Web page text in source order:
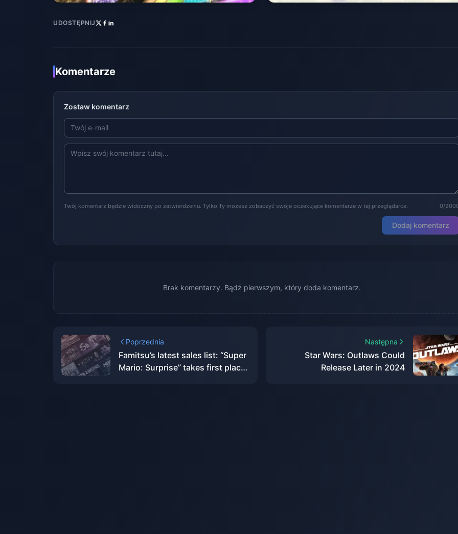
UDOSTĘPNIJ
Komentarze
Zostaw komentarz
Twój komentarz będzie widoczny po zatwierdzeniu. Tylko Ty możesz zobaczyć swoje oczekujące komentarze w tej przeglądarce. 0/
Dodaj komentarz
Brak komentarzy. Bądź pierwszym, który doda komentarz.
Poprzednia
Famitsu’s latest sales list: “Super
Mario: Surprise” takes first place
Następna
Star Wars: Outlaws Could
Release Later in 2024